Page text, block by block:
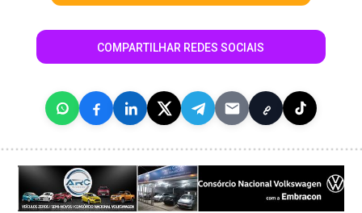
COMPARTILHAR REDES SOCIAIS